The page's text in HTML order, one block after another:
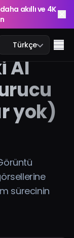
akıllı ve 4K
Türkçe
akıllı ve 4K
AI
yok)
sürecinin